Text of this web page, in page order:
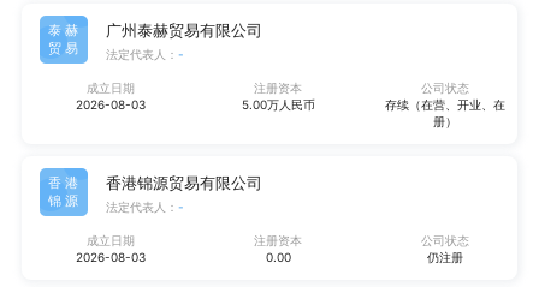
泰赫
贸易
广州泰赫贸易有限公司
法定代表人： -
成立日期
2026-08-03
注册资本
5.00万人民币
公司状态
存续（在营、开业、在
册）
香港
锦源
香港锦源贸易有限公司
法定代表人： -
成立日期
2026-08-03
注册资本
0.00
公司状态
仍注册